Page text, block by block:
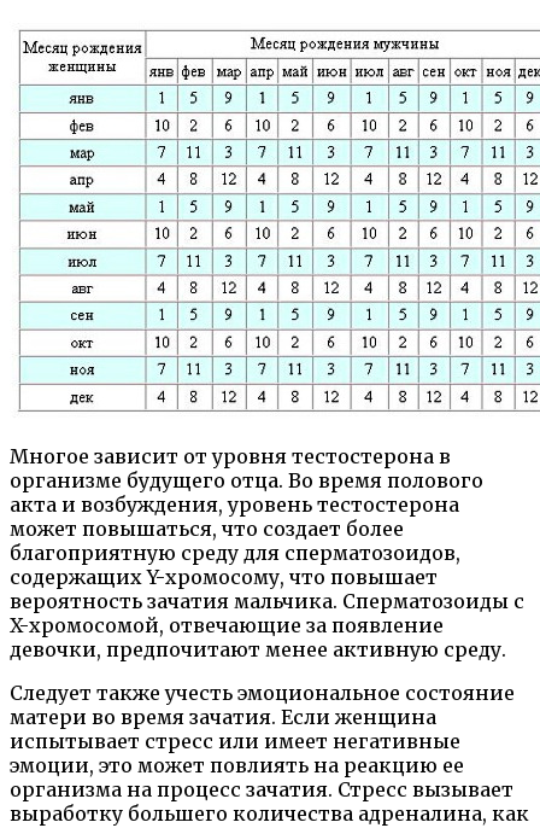
Многое зависит от уровня тестостерона в
организме будущего отца. Во время полового
акта и возбуждения, уровень тестостерона
может повышаться, что создает более
благоприятную среду для сперматозоидов,
содержащих Y-хромосому, что повышает
вероятность зачатия мальчика. Сперматозоиды с
X-хромосомой, отвечающие за появление
девочки, предпочитают менее активную среду.
Следует также учесть эмоциональное состояние
матери во время зачатия. Если женщина
испытывает стресс или имеет негативные
эмоции, это может повлиять на реакцию ее
организма на процесс зачатия. Стресс вызывает
выработку большего количества адреналина, как